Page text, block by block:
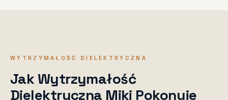
WYTRZYMAŁOŚĆ DIELEKTRYCZNA
Jak Wytrzymałość
Dielektryczna Miki Pokonuje